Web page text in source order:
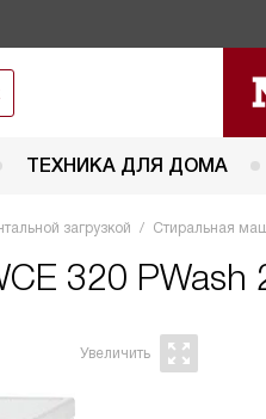
ТЕХНИКА ДЛЯ ДОМА
загрузкой Стиральная
320 PWash